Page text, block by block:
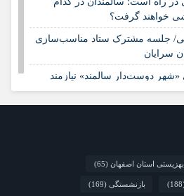
خواهند گرفت؟
جلسه مشترک ستاد مناسب‌سازی
سرایان
«شهر دوست‌دار سالمند» نیازمند
جامعه‌محور در سالمندی سالم
افتتاح مراکز سالمندان در هفته
بهزیستی استان اصفهان (65)
بازنشستگی (169)